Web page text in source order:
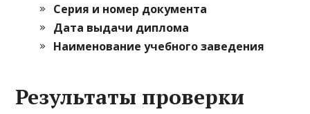
Серия и номер документа
Дата выдачи диплома
Наименование учебного заведения
Результаты проверки